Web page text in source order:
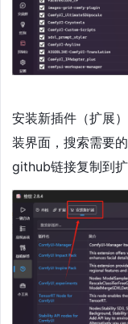
安装新插件（扩展
装界面，搜索需要
github链接复制到扩